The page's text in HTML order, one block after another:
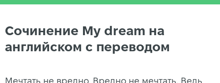
Сочинение My dream на
английском с переводом
Мечтать не вредно. Вредно не мечтать. Ведь